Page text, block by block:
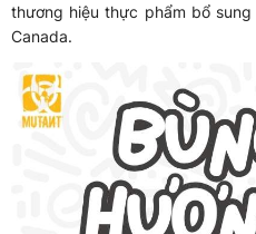
thương hiệu thực phẩm bổ
Canada.